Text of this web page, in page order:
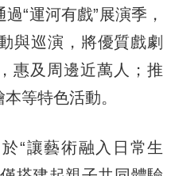
“運河有戲”展演季，
與巡演，將優質戲劇
惠及周邊近萬人；推
等特色活動。
讓藝術融入日常生